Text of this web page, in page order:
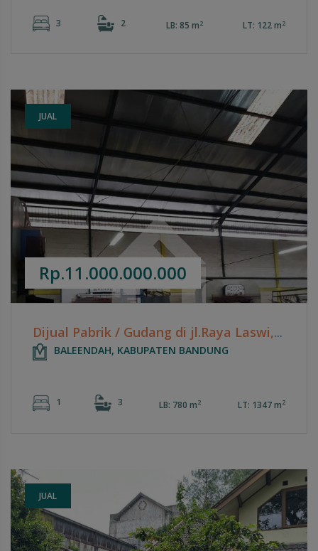
3 2 LB: 85 m2 LT: 122 m2
JUAL
Rp.11.000.000.000
Dijual Pabrik / Gudang di jl.Raya Laswi, dekat Akses Pintu Tol Buah Batu , Main Road , kab. Bandung.
BALEENDAH, KABUPATEN BANDUNG
1 3 LB: 780 m2 LT: 1347 m2
JUAL